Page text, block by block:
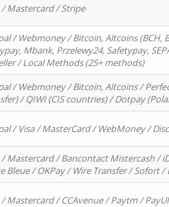
/ Mastercard / Stripe
/ Webmoney / Bitcoin, Altcoins (BCH,
Mbank, Przelewy24, Safetypay,
/ Local Methods (25+ methods)
/ Webmoney / Bitcoin, Altcoins /
/ QIWI (CIS countries) / Dotpay
/ Visa / MasterCard / WebMoney /
/ Mastercard / Bancontact Mistercash /
Bleue / OKPay / Wire Transfer / Sofort
/ Mastercard / CCAvenue / Paytm /